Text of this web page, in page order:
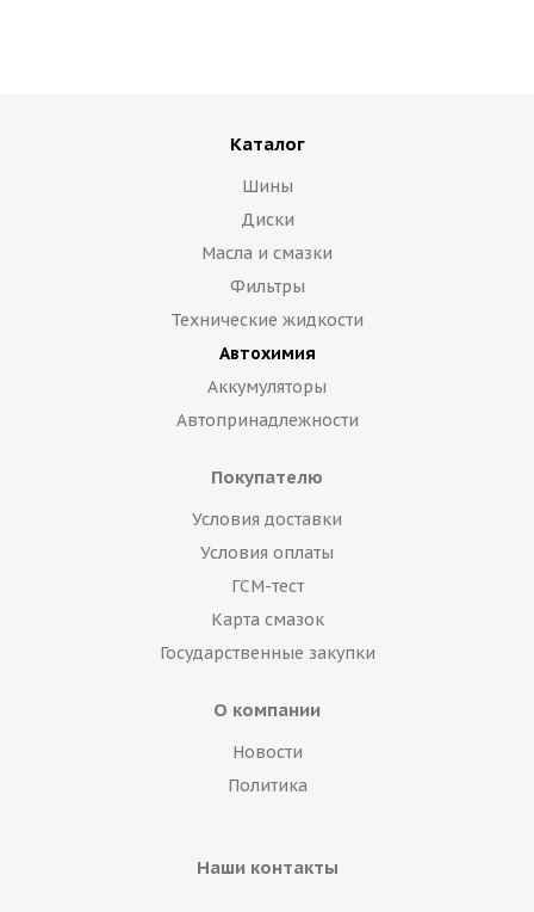
Каталог
Шины
Диски
Масла и смазки
Фильтры
Технические жидкости
Автохимия
Аккумуляторы
Автопринадлежности
Покупателю
Условия доставки
Условия оплаты
ГСМ-тест
Карта смазок
Государственные закупки
О компании
Новости
Политика
Наши контакты